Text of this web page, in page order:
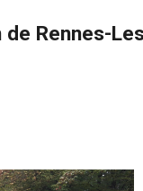
de Rennes-